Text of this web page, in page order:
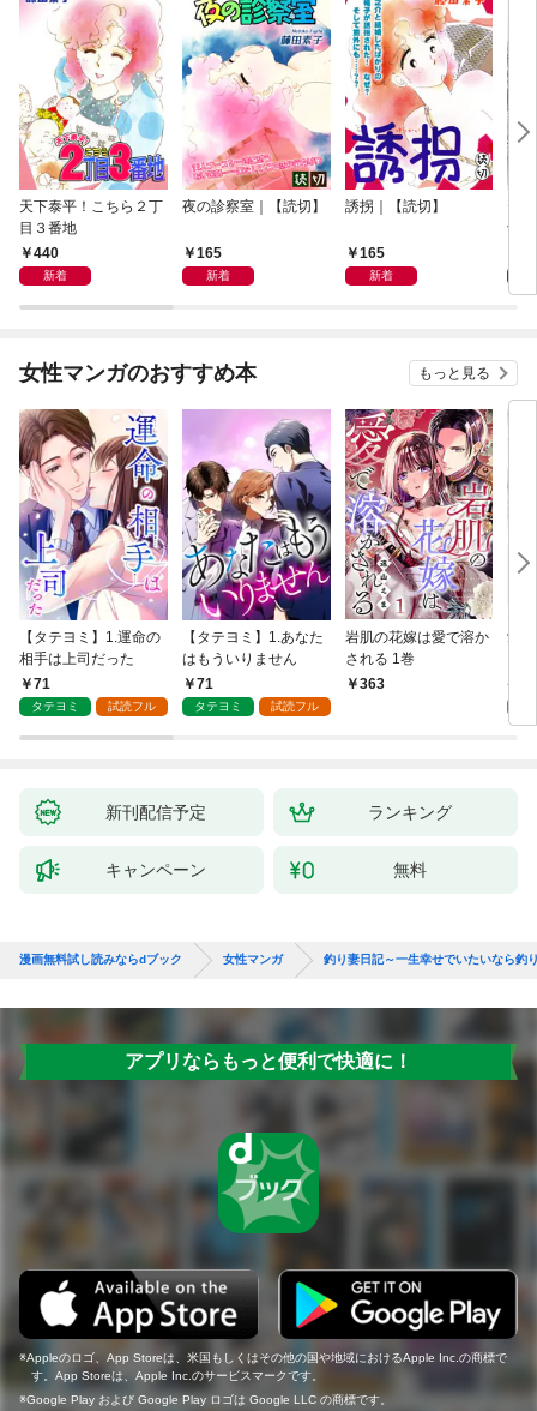
天下泰平！こちら２丁
目３番地
440
新着
夜の診察室｜【読切】
165
新着
誘拐｜【読切】
165
新着
切】
女性マンガのおすすめ本 もっと見る
【タテヨミ】1.運命の
相手は上司だった
71
タテヨミ 試読フル
【タテヨミ】1.あなた
はもういりません
71
タテヨミ 試読フル
岩肌の花嫁は愛で溶か
される 1巻
363
愛
新刊配信予定 ランキング
キャンペーン 無料
漫画無料試し読みならdブック 女性マンガ 釣り妻日記～一生幸せでいたいなら釣
アプリならもっと便利で快適に！
Appleのロゴ、App Storeは、米国もしくはその他の国や地域におけるApple Inc.の商標で
す。App Storeは、Apple Inc.のサービスマークです。
Google Play および Google Play ロゴは Google LLC の商標です。